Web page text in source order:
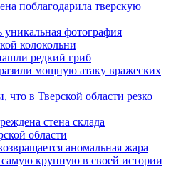
поблагодарила тверскую
уникальная фотография
колокольни
редкий гриб
мощную атаку вражеских
в Тверской области резко
стена склада
области
аномальная жара
крупную в своей истории